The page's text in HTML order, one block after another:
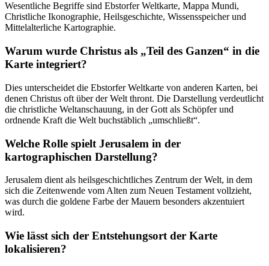
Wesentliche Begriffe sind Ebstorfer Weltkarte, Mappa Mundi,
Christliche Ikonographie, Heilsgeschichte, Wissensspeicher und
Mittelalterliche Kartographie.
Warum wurde Christus als „Teil des Ganzen“ in die
Karte integriert?
Dies unterscheidet die Ebstorfer Weltkarte von anderen Karten, bei
denen Christus oft über der Welt thront. Die Darstellung verdeutlicht
die christliche Weltanschauung, in der Gott als Schöpfer und
ordnende Kraft die Welt buchstäblich „umschließt“.
Welche Rolle spielt Jerusalem in der
kartographischen Darstellung?
Jerusalem dient als heilsgeschichtliches Zentrum der Welt, in dem
sich die Zeitenwende vom Alten zum Neuen Testament vollzieht,
was durch die goldene Farbe der Mauern besonders akzentuiert
wird.
Wie lässt sich der Entstehungsort der Karte
lokalisieren?